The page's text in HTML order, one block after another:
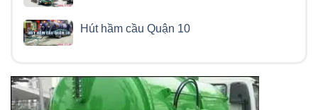
Hút hầm cầu Quận 10